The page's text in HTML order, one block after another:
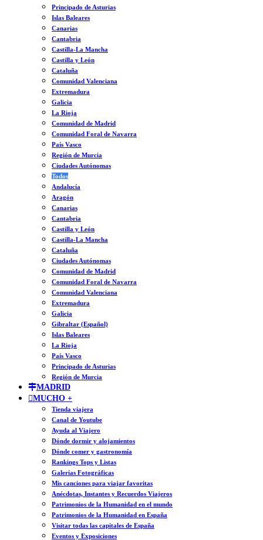
Principado de Asturias
Islas Baleares
Canarias
Cantabria
Castilla-La Mancha
Castilla y León
Cataluña
Comunidad Valenciana
Extremadura
Galicia
La Rioja
Comunidad de Madrid
Comunidad Foral de Navarra
País Vasco
Región de Murcia
Ciudades Autónomas
Todos
Andalucía
Aragón
Canarias
Cantabria
Castilla y León
Castilla-La Mancha
Cataluña
Ciudades Autónomas
Comunidad de Madrid
Comunidad Foral de Navarra
Comunidad Valenciana
Extremadura
Galicia
Gibraltar (Español)
Islas Baleares
La Rioja
País Vasco
Principado de Asturias
Región de Murcia
MADRID
MUCHO +
Tienda viajera
Canal de Youtube
Ayuda al Viajero
Dónde dormir y alojamientos
Dónde comer y gastronomía
Rankings Tops y Listas
Galerías Fotográficas
Mis canciones para viajar favoritas
Anécdotas, Instantes y Recuerdos Viajeros
Patrimonios de la Humanidad en el mundo
Patrimonios de la Humanidad en España
Visitar todas las capitales de España
Eventos y Exposiciones